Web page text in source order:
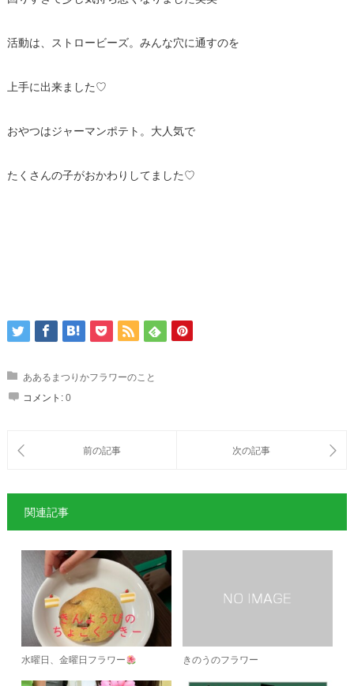
活動は、ストロービーズ。みんな穴に通すのを
上手に出来ました♡
おやつはジャーマンポテト。大人気で
たくさんの子がおかわりしてました♡
ああるまつりかフラワーのこと
コメント: 0
関連記事
水曜日、金曜日フラワー きのうのフラワー